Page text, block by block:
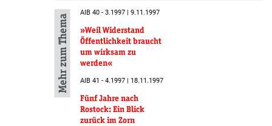
Mehr zum Thema
AIB 40 - 3.1997 | 9.11.1997
»Weil Widerstand
Öffentlichkeit braucht
um wirksam zu
werden«
AIB 41 - 4.1997 | 18.11.1997
Fünf Jahre nach
Rostock: Ein Blick
zurück im Zorn